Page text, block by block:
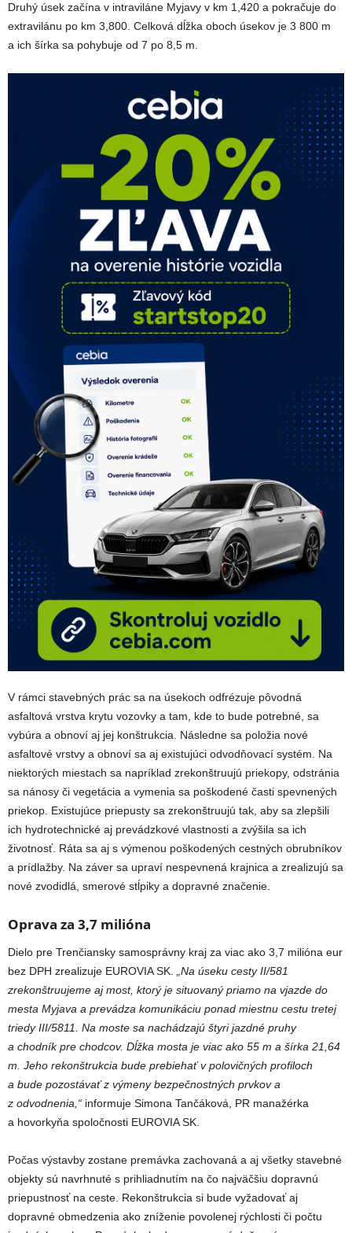
Druhý úsek začína v intraviláne Myjavy v km 1,420 a pokračuje do
extravilánu po km 3,800. Celková dĺžka oboch úsekov je 3 800 m
a ich šírka sa pohybuje od 7 po 8,5 m.
V rámci stavebných prác sa na úsekoch odfrézuje pôvodná
asfaltová vrstva krytu vozovky a tam, kde to bude potrebné, sa
vybúra a obnoví aj jej konštrukcia. Následne sa položia nové
asfaltové vrstvy a obnoví sa aj existujúci odvodňovací systém. Na
niektorých miestach sa napríklad zrekonštruujú priekopy, odstránia
sa nánosy či vegetácia a vymenia sa poškodené časti spevnených
priekop. Existujúce priepusty sa zrekonštruujú tak, aby sa zlepšili
ich hydrotechnické aj prevádzkové vlastnosti a zvýšila sa ich
životnosť. Ráta sa aj s výmenou poškodených cestných obrubníkov
a prídlažby. Na záver sa upraví nespevnená krajnica a zrealizujú sa
nové zvodidlá, smerové stĺpiky a dopravné značenie.
Oprava za 3,7 milióna
Dielo pre Trenčiansky samosprávny kraj za viac ako 3,7 milióna eur
bez DPH zrealizuje EUROVIA SK. „Na úseku cesty II/581
zrekonštruujeme aj most, ktorý je situovaný priamo na vjazde do
mesta Myjava a prevádza komunikáciu ponad miestnu cestu tretej
triedy III/5811. Na moste sa nachádzajú štyri jazdné pruhy
a chodník pre chodcov. Dĺžka mosta je viac ako 55 m a šírka 21,64
m. Jeho rekonštrukcia bude prebiehať v polovičných profiloch
a bude pozostávať z výmeny bezpečnostných prvkov a
z odvodnenia,“ informuje Simona Tančáková, PR manažérka
a hovorkyňa spoločnosti EUROVIA SK.
Počas výstavby zostane premávka zachovaná a aj všetky stavebné
objekty sú navrhnuté s prihliadnutím na čo najväčšiu dopravnú
priepustnosť na ceste. Rekonštrukcia si bude vyžadovať aj
dopravné obmedzenia ako zníženie povolenej rýchlosti či počtu